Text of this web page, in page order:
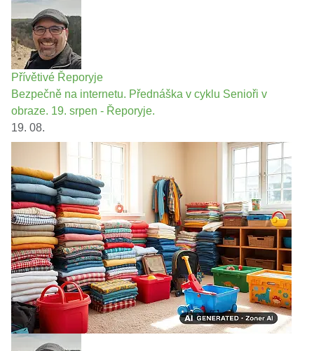
Přívětivé Řeporyje
Bezpečně na internetu. Přednáška v cyklu Senioři v
obraze. 19. srpen - Řeporyje.
19. 08.